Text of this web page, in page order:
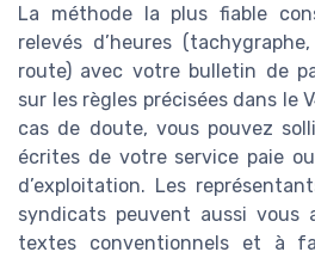
La méthode la plus fiable
relevés d’heures
route) avec votre bulletin de
sur les règles précisées dans le
cas de doute, vous pouvez
écrites de votre service paie
d’exploitation. Les
syndicats peuvent aussi vous
textes conventionnels et à